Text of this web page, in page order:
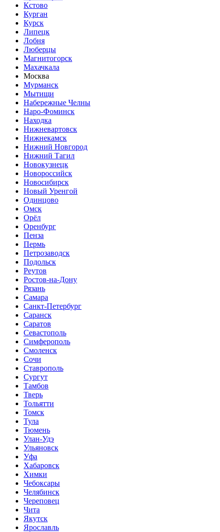
Кстово
Курган
Курск
Липецк
Лобня
Люберцы
Магнитогорск
Махачкала
Москва
Мурманск
Мытищи
Набережные Челны
Наро-Фоминск
Находка
Нижневартовск
Нижнекамск
Нижний Новгород
Нижний Тагил
Новокузнецк
Новороссийск
Новосибирск
Новый Уренгой
Одинцово
Омск
Орёл
Оренбург
Пенза
Пермь
Петрозаводск
Подольск
Реутов
Ростов-на-Дону
Рязань
Самара
Санкт-Петербург
Саранск
Саратов
Севастополь
Симферополь
Смоленск
Сочи
Ставрополь
Сургут
Тамбов
Тверь
Тольятти
Томск
Тула
Тюмень
Улан-Удэ
Ульяновск
Уфа
Хабаровск
Химки
Чебоксары
Челябинск
Череповец
Чита
Якутск
Ярославль